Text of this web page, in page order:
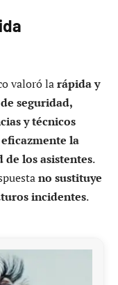
valoró larápida y
seguridad,
y técnicos
la
los asistentes.
no sustituye
incidentes.